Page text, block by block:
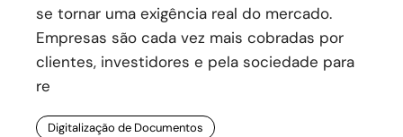
se tornar uma exigência real do mercado.
Empresas são cada vez mais cobradas por
clientes, investidores e pela sociedade para
re
Digitalização de Documentos